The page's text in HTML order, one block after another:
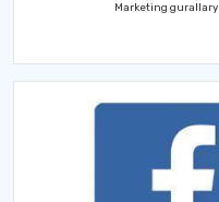
Marketing gurallary